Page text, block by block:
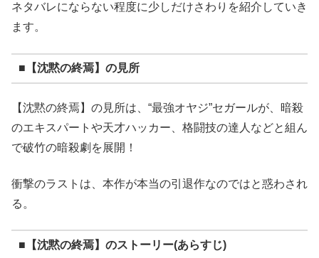
ネタバレにならない程度に少しだけさわりを紹介していき
ます。
■【沈黙の終焉】の見所
【沈黙の終焉】の見所は、“最強オヤジ”セガールが、暗殺
のエキスパートや天才ハッカー、格闘技の達人などと組ん
で破竹の暗殺劇を展開！
衝撃のラストは、本作が本当の引退作なのではと惑わされ
る。
■【沈黙の終焉】のストーリー(あらすじ)